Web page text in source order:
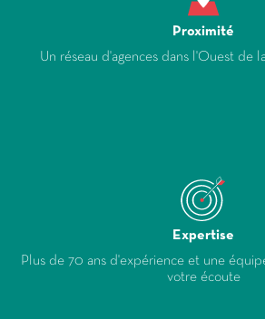
Proximité
Un réseau d'agences dans l'Ouest de
Expertise
Plus de 70 ans d'expérience et une
votre écoute